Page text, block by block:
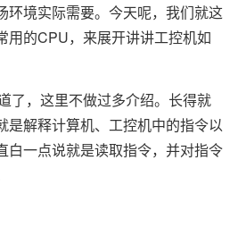
环境实际需要。今天呢，我们就这
用的CPU，来展开讲讲工控机如
，这里不做过多介绍。长得就
是解释计算机、工控机中的指令以
白一点说就是读取指令，并对指令